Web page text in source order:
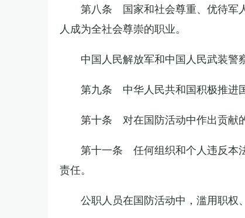
第八条 国家和社会尊重、优待军
人成为全社会尊崇的职业。
中国人民解放军和中国人民武装警
第九条 中华人民共和国积极推进
第十条 对在国防活动中作出贡献
第十一条 任何组织和个人违反本
责任。
公职人员在国防活动中，滥用职权